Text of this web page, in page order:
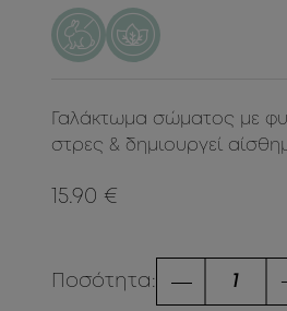
Γαλάκτωμα σώματος με
στρες & δημιουργεί
15.90 €
Ποσότητα: